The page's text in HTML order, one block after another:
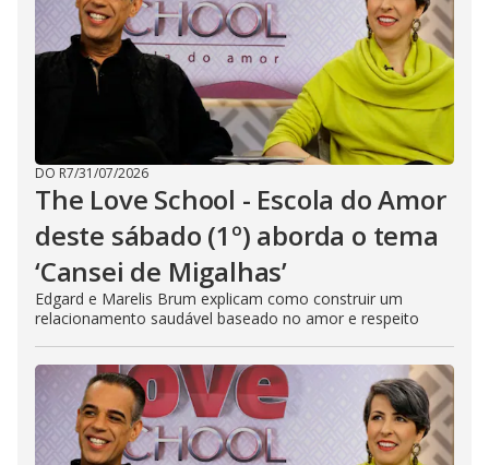
DO R7/31/07/2026
The Love School - Escola do Amor
deste sábado (1º) aborda o tema
‘Cansei de Migalhas’
Edgard e Marelis Brum explicam como construir um
relacionamento saudável baseado no amor e respeito